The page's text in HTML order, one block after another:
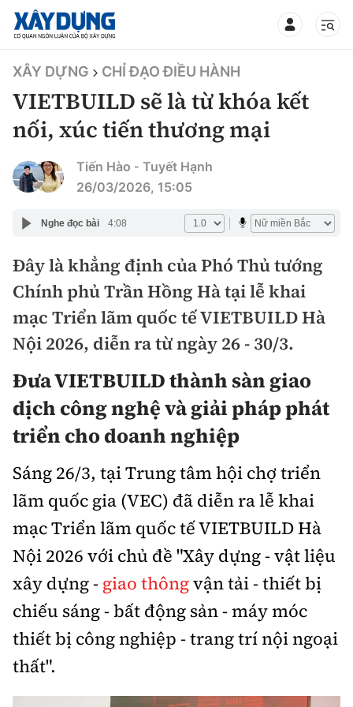
TIN BỘ XÂY DỰNG
CHUYÊN MỤC
Chính trị
Xã hội
Cải chính
Xây dựng
Chỉ đạo điều hành
Quy hoạch kiến trúc
Vật liệu xây dựng
Quản lý đô thị
Giao thông
Quản lý
Đường bộ
Đường sắt
Đăng kiểm
Đường sắt tốc độ cao
Đường thủy
Hàng hải
Đường sắt đô thị
Kinh tế
Thị trường
Tài chính
Chứng khoán
Bảo hiểm
Doanh nghiệp
Pháp luật
Thanh tra
An ninh hình sự
Điều tra
Pháp đình
Hỏi - Đáp
An toàn giao thông
Giao thông 24h
ATGT địa phương
Văn hóa giao thông
Lái xe an toàn
Chung tay vì ATGT
Chất lượng sống
Giáo dục
Y tế
Đời sống
Văn hóa - Giải Trí
Văn hóa
Điện ảnh
Thể thao
Bóng đá
Bình luận
Công nghệ
XÂY DỰNG CHỈ ĐẠO ĐIỀU HÀNH
VIETBUILD sẽ là từ khóa kết
nối, xúc tiến thương mại
Tiến Hào - Tuyết Hạnh
26/03/2026, 15:05
Nghe đọc bài 4:08
Đây là khẳng định của Phó Thủ tướng
Chính phủ Trần Hồng Hà tại lễ khai
mạc Triển lãm quốc tế VIETBUILD Hà
Nội 2026, diễn ra từ ngày 26 - 30/3.
ĐưaVIETBUILD thành sàn giao
dịch công nghệ và giải pháp phát
triển cho doanh nghiệp
Sáng 26/3, tại Trung tâm hội chợ triển
lãm quốc gia (VEC) đã diễn ra lễ khai
mạc Triển lãm quốc tế VIETBUILD Hà
Nội 2026 với chủ đề "Xây dựng - vật liệu
xây dựng - giao thôngvận tải - thiết bị
chiếu sáng - bất động sản - máy móc
thiết bị công nghiệp - trang trí nội ngoại
thất".